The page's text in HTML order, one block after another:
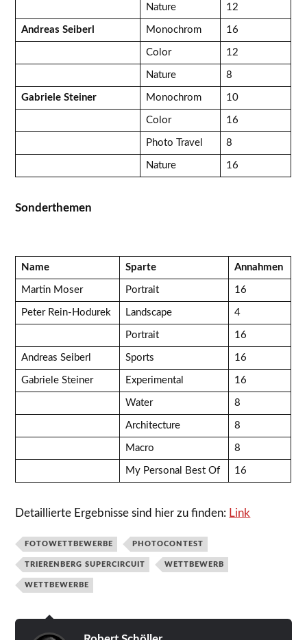
Nature 12
Andreas Seiberl Monochrom 16
Color 12
Nature 8
Gabriele Steiner Monochrom 10
Color 16
Photo Travel 8
Nature 16
Sonderthemen
Name Sparte Annahmen
Martin Moser Portrait 16
Peter Rein-Hodurek Landscape 4
Portrait 16
Andreas Seiberl Sports 16
Gabriele Steiner Experimental 16
Water 8
Architecture 8
Macro 8
My Personal Best Of 16
Detaillierte Ergebnisse sind hier zu finden: Link
FOTOWETTBEWERBE PHOTOCONTEST
TRIERENBERG SUPERCIRCUIT WETTBEWERB
WETTBEWERBE